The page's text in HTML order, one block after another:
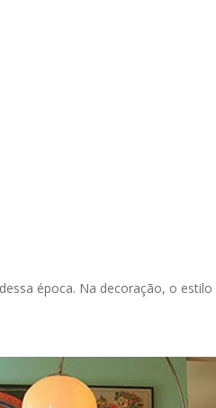
época. Na decoração, o